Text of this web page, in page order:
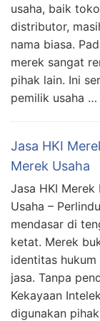
usaha, baik
distributor,
nama biasa.
merek sangat
pihak lain. Ini
pemilik usaha …
Jasa HKI
Merek Usaha
Jasa HKI Merek
Usaha –
mendasar di
ketat. Merek
identitas
jasa. Tanpa
Kekayaan
digunakan